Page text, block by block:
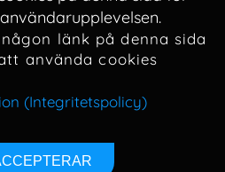
länk på denna sida
använda cookies
(Integritetspolicy)